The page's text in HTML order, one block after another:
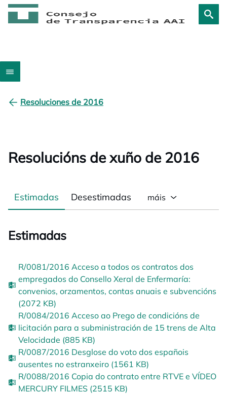
Resoluciones de 2016
Resolucións de xuño de 2016
Estimadas Desestimadas máis
Estimadas
R/0081/2016 Acceso a todos os contratos dos
empregados do Consello Xeral de Enfermaría:
convenios, orzamentos, contas anuais e subvencións
(2072 KB)
R/0084/2016 Acceso ao Prego de condicións de
licitación para a subministración de 15 trens de Alta
Velocidade (885 KB)
R/0087/2016 Desglose do voto dos españois
ausentes no estranxeiro (1561 KB)
R/0088/2016 Copia do contrato entre RTVE e VÍDEO
MERCURY FILMES (2515 KB)